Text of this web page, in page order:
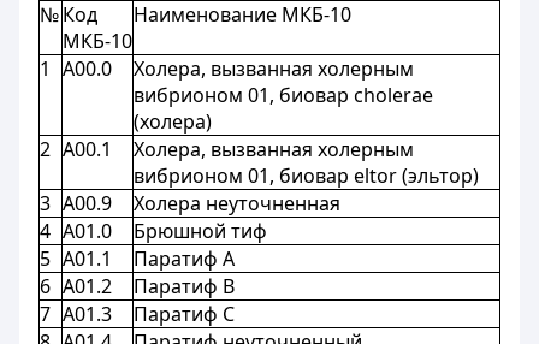
№Код
МКБ-10
Наименование МКБ-10
1 A00.0
Холера, вызванная холерным
вибрионом 01, биовар cholerae
(холера)
2 A00.1
Холера, вызванная холерным
вибрионом 01, биовар eltor (эльтор)
3 A00.9
Холера неуточненная
4 A01.0
Брюшной тиф
5 A01.1
Паратиф A
6 A01.2
Паратиф B
7 A01.3
Паратиф C